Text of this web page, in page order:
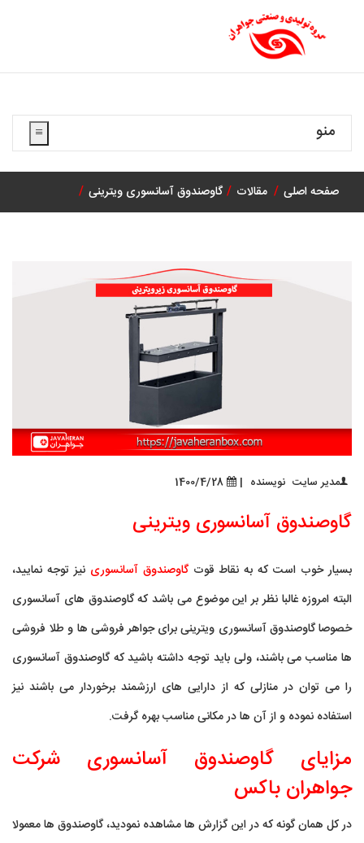
منو
صفحه اصلی مقالات گاوصندوق آسانسوری ویترینی
مدیر سایت نویسنده |
گاوصندوق آسانسوری ویترینی
بسیار خوب است که به نقاط قوتگاوصندوق آسانسوری نیز توجه نمایید،
البته امروزه غالبا نظر بر این موضوع می باشد که گاوصندوق های آسانسوری
خصوصا گاوصندوق آسانسوری ویترینی برای جواهر فروشی ها و طلا فروشی
ها مناسب می باشند، ولی باید توجه داشته باشید که گاوصندوق آسانسوری
را می توان در منازلی که از دارایی های ارزشمند برخوردار می باشند نیز
استفاده نموده و از آن ها در مکانی مناسب بهره گرفت.
مزایای گاوصندوق آسانسوری شرکت
جواهران باکس
در کل همان گونه که در این گزارش ها مشاهده نمودید، گاوصندوق ها معمولا